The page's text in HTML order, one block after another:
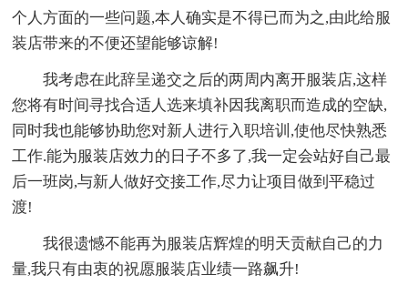
个人方面的一些问题,本人确实是不得已而为之,由此给服
装店带来的不便还望能够谅解!
我考虑在此辞呈递交之后的两周内离开服装店,这样
您将有时间寻找合适人选来填补因我离职而造成的空缺,
同时我也能够协助您对新人进行入职培训,使他尽快熟悉
工作.能为服装店效力的日子不多了,我一定会站好自己最
后一班岗,与新人做好交接工作,尽力让项目做到平稳过
渡!
我很遗憾不能再为服装店辉煌的明天贡献自己的力
量,我只有由衷的祝愿服装店业绩一路飙升!